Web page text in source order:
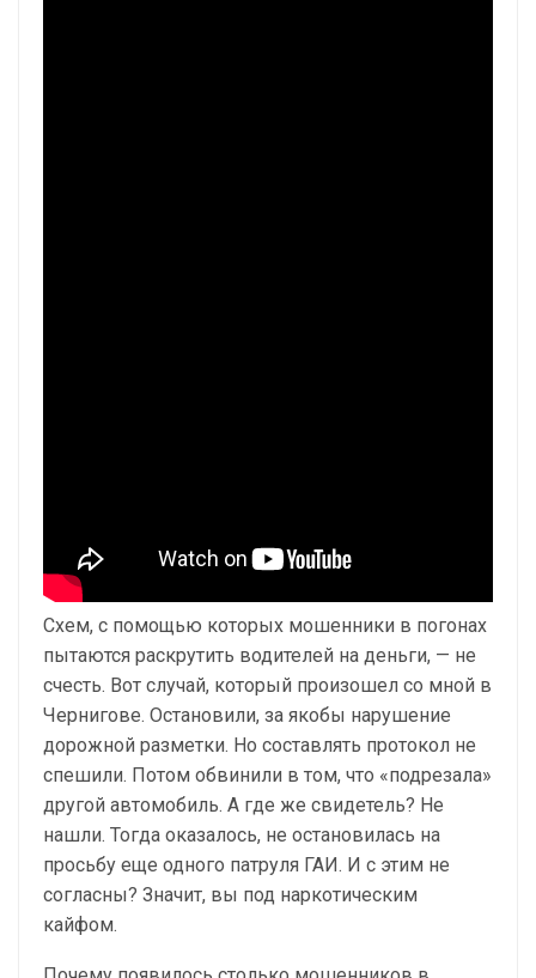
Схем, с помощью которых мошенники в погонах
пытаются раскрутить водителей на деньги, — не
счесть. Вот случай, который произошел со мной в
Чернигове. Остановили, за якобы нарушение
дорожной разметки. Но составлять протокол не
спешили. Потом обвинили в том, что «подрезала»
другой автомобиль. А где же свидетель? Не
нашли. Тогда оказалось, не остановилась на
просьбу еще одного патруля ГАИ. И с этим не
согласны? Значит, вы под наркотическим
кайфом.